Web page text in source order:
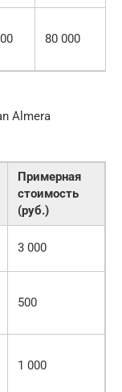
80 000
Almera
Примерная
стоимость
(руб.)
3 000
500
1 000